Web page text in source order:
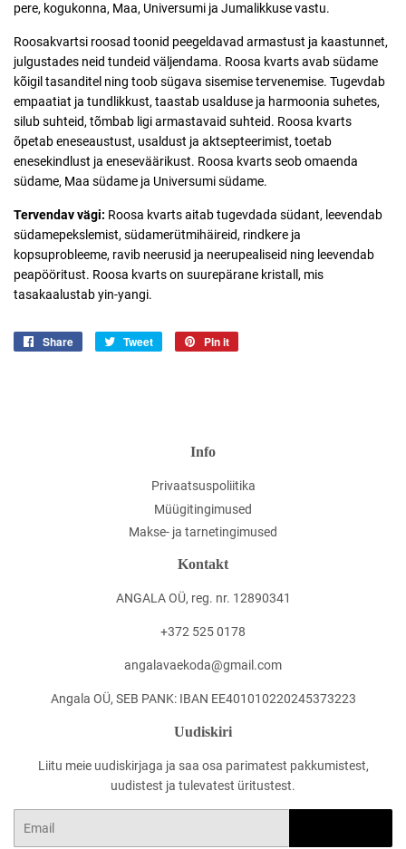
pere, kogukonna, Maa, Universumi ja Jumalikkuse vastu.
Roosakvartsi roosad toonid peegeldavad armastust ja kaastunnet,
julgustades neid tundeid väljendama. Roosa kvarts avab südame
kõigil tasanditel ning toob sügava sisemise tervenemise. Tugevdab
empaatiat ja tundlikkust, taastab usalduse ja harmoonia suhetes,
silub suhteid, tõmbab ligi armastavaid suhteid. Roosa kvarts
õpetab eneseaustust, usaldust ja aktsepteerimist, toetab
enesekindlust ja eneseväärikust. Roosa kvarts seob omaenda
südame, Maa südame ja Universumi südame.
Tervendav vägi: Roosa kvarts aitab tugevdada südant, leevendab
südamepekslemist, südamerütmihäireid, rindkere ja
kopsuprobleeme, ravib neerusid ja neerupealiseid ning leevendab
peapööritust. Roosa kvarts on suurepärane kristall, mis
tasakaalustab yin-yangi.
Share
Jaga
Tweet
Jaga
Pin it
Info
Privaatsuspoliitika
Müügitingimused
Makse- ja tarnetingimused
Kontakt
ANGALA OÜ, reg. nr. 12890341
+372 525 0178
angalavaekoda@gmail.com
Angala OÜ, SEB PANK: IBAN EE401010220245373223
Uudiskiri
Liitu meie uudiskirjaga ja saa osa parimatest pakkumistest,
uudistest ja tulevatest üritustest.